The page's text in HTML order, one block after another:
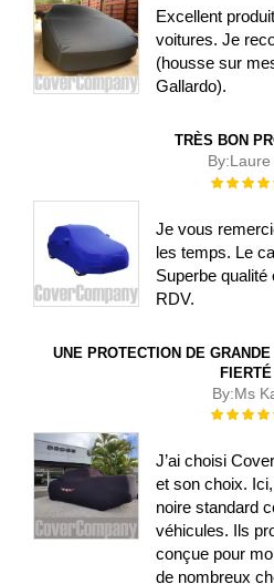
Excellent
voitures. Je
(housse sur
Gallardo).
TRÈS BON
By:Laure
Je vous
les temps. Le
Superbe qualité
RDV.
UNE PROTECTION DE
FIERTÉ
By:Ms
J’ai choisi
et son choix.
noire standard
véhicules. Ils
conçue pour
de nombreux